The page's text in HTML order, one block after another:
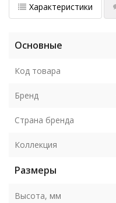
Характеристики
Основные
Код товара
Бренд
Страна бренда
Коллекция
Размеры
Высота, мм